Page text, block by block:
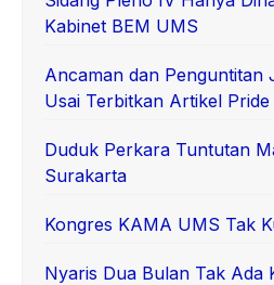
Kabinet BEM UMS
Ancaman dan Penguntitan
Usai Terbitkan Artikel
Duduk Perkara Tuntutan
Surakarta
Kongres KAMA UMS Tak
Nyaris Dua Bulan Tak Ada